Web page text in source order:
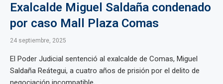
Exalcalde Miguel Saldaña condenado
por caso Mall Plaza Comas
24 septiembre, 2025
El Poder Judicial sentenció al exalcalde de Comas, Miguel
Saldaña Reátegui, a cuatro años de prisión por el delito de